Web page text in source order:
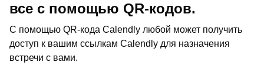
все с помощью QR-кодов.
С помощью QR-кода Calendly любой может получить
доступ к вашим ссылкам Calendly для назначения
встречи с вами.